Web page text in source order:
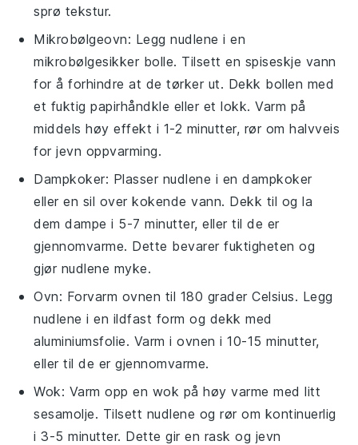
sprø tekstur.
Mikrobølgeovn: Legg nudlene i en
mikrobølgesikker bolle. Tilsett en spiseskje vann
for å forhindre at de tørker ut. Dekk bollen med
et fuktig papirhåndkle eller et lokk. Varm på
middels høy effekt i 1-2 minutter, rør om halvveis
for jevn oppvarming.
Dampkoker: Plasser nudlene i en dampkoker
eller en sil over kokende vann. Dekk til og la
dem dampe i 5-7 minutter, eller til de er
gjennomvarme. Dette bevarer fuktigheten og
gjør nudlene myke.
Ovn: Forvarm ovnen til 180 grader Celsius. Legg
nudlene i en ildfast form og dekk med
aluminiumsfolie. Varm i ovnen i 10-15 minutter,
eller til de er gjennomvarme.
Wok: Varm opp en wok på høy varme med litt
sesamolje. Tilsett nudlene og rør om kontinuerlig
i 3-5 minutter. Dette gir en rask og jevn